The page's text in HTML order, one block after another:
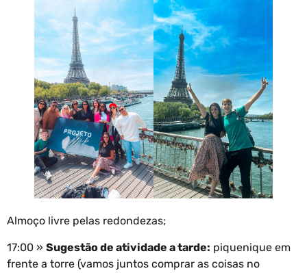
Almoço livre pelas redondezas;
17:00 » Sugestão de atividade a tarde: piquenique em
frente a torre (vamos juntos comprar as coisas no